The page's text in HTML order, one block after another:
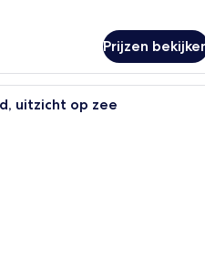
Prijzen
Een moderne hotelkamer
uitzicht op zee